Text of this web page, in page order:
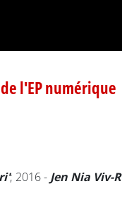
l'EP numérique
; 2016 - Jen Nia Viv-